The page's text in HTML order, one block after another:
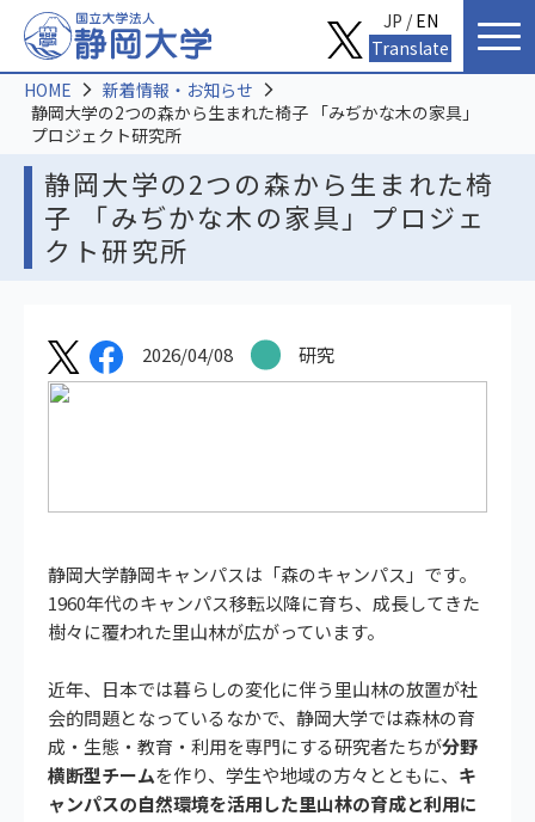
静岡大学の2つの森から生まれた椅
子 「みぢかな木の家具」プロジェ
クト研究所
HOME
新着情報・お知らせ
静岡大学の2つの森から生まれた椅子 「みぢかな木の家具」
プロジェクト研究所
2026/04/08 研究
静岡大学静岡キャンパスは「森のキャンパス」です。
1960年代のキャンパス移転以降に育ち、成長してきた
樹々に覆われた里山林が広がっています。
近年、日本では暮らしの変化に伴う里山林の放置が社
会的問題となっているなかで、静岡大学では森林の育
成・生態・教育・利用を専門にする研究者たちが分野
横断型チームを作り、学生や地域の方々とともに、 キ
ャンパスの自然環境を活用した里山林の育成と利用に
JP /EN
Translate